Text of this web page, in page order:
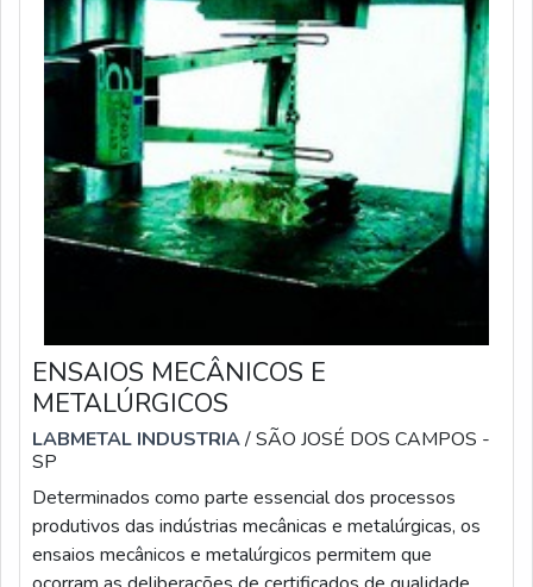
ENSAIOS MECÂNICOS E
METALÚRGICOS
LABMETAL INDUSTRIA/ SÃO JOSÉ DOS CAMPOS -
SP
Determinados como parte essencial dos processos
produtivos das indústrias mecânicas e metalúrgicas, os
ensaios mecânicos e metalúrgicos permitem que